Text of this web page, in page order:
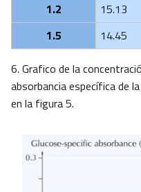
1.2
15.13
1.5
14.45
6. Grafico de la
absorbancia específica de
en la figura 5.